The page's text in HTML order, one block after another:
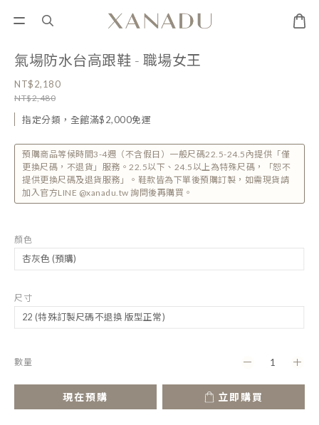
氣場防水台高跟鞋 - 職場女王
NT$2,180
NT$2,480
指定分類，全館滿$2,000免運
預購商品等候時間3-4週（不含假日）一般尺碼22.5-24.5內提供「僅
更換尺碼，不退貨」服務。22.5以下、24.5以上為特殊尺碼，「恕不
提供更換尺碼及退貨服務」。鞋款皆為下單後預購訂製，如需現貨請
加入官方LINE @xanadu.tw 詢問後再購買。
顏色
尺寸
數量
現在預購 立即購買